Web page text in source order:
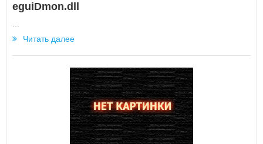
eguiDmon.dll
Читать далее